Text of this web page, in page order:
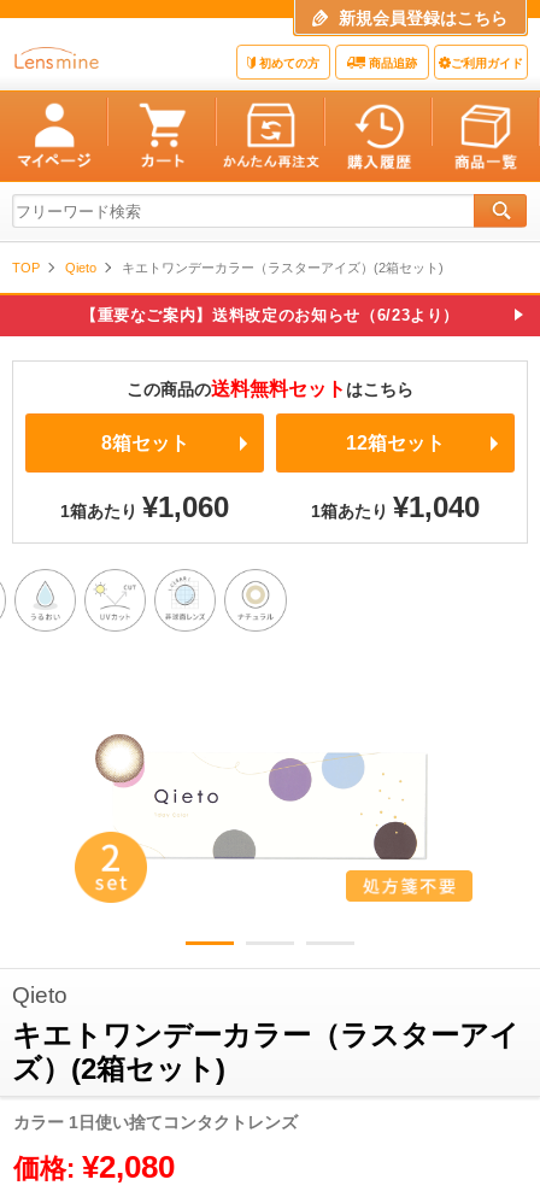
新規会員登録はこちら
初めての方 商品追跡 ご利用ガイド
TOP Qieto キエトワンデーカラー（ラスターアイズ）(2箱セット)
【重要なご案内】送料改定のお知らせ（6/23より）
この商品の送料無料セット はこちら
8箱セット
1箱あたり ¥1,060
12箱セット
1箱あたり ¥1,040
Qieto
キエトワンデーカラー（ラスターアイ
ズ）(2箱セット)
カラー 1日使い捨てコンタクトレンズ
価格: ¥2,080